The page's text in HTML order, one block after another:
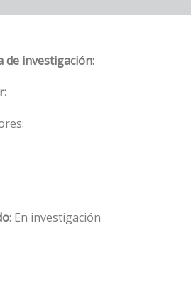
de investigación:
: En investigación